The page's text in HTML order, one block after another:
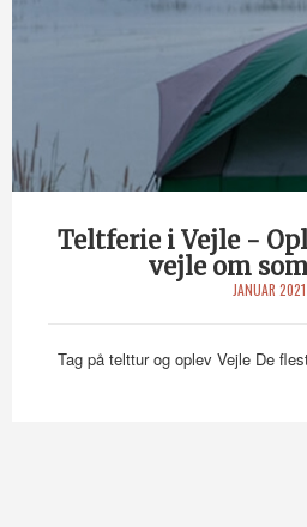
Teltferie i Vejle -
vejle om
JANUAR 2021
Tag på telttur og oplev Vejle De